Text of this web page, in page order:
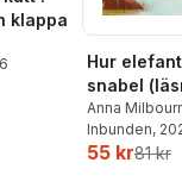
klappa
Hur
snabel
Anna
Inbunden,
55 kr81 kr